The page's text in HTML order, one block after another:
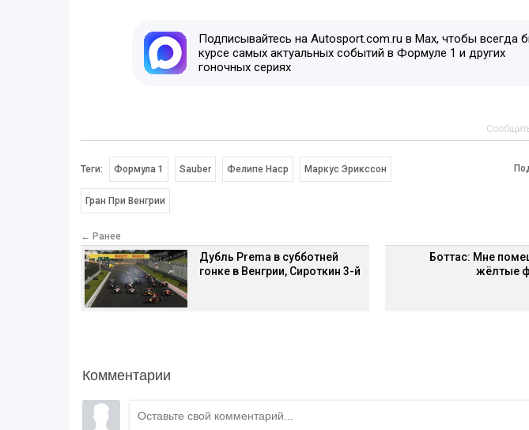
Подписывайтесь на Autosport.com.ru в Max, чтобы всегда
курсе самых актуальных событий в Формуле 1 и других
гоночных сериях
Теги: Формула 1 Sauber Фелипе Наср Маркус Эрикссон
Гран При Венгрии
← Ранее
Дубль Prema в субботней
гонке в Венгрии, Сироткин 3-й
Боттас: Мне
жёлтые
Комментарии